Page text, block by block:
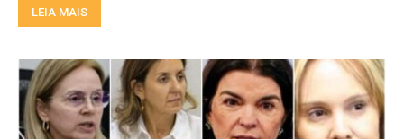
LEIA MAIS